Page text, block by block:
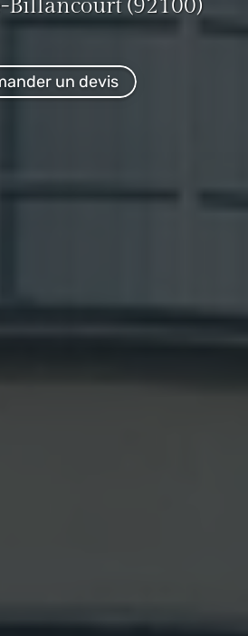
Billancourt (92100)
un devis